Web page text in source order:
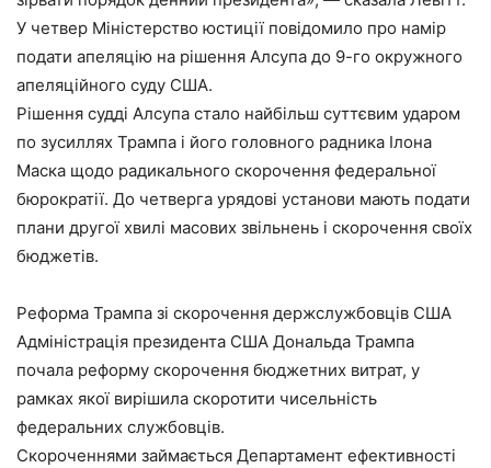
У четвер Міністерство юстиції повідомило про намір
подати апеляцію на рішення Алсупа до 9-го окружного
апеляційного суду США.
Рішення судді Алсупа стало найбільш суттєвим ударом
по зусиллях Трампа і його головного радника Ілона
Маска щодо радикального скорочення федеральної
бюрократії. До четверга урядові установи мають подати
плани другої хвилі масових звільнень і скорочення своїх
бюджетів.
Реформа Трампа зі скорочення держслужбовців США
Адміністрація президента США Дональда Трампа
почала реформу скорочення бюджетних витрат, у
рамках якої вирішила скоротити чисельність
федеральних службовців.
Скороченнями займається Департамент ефективності